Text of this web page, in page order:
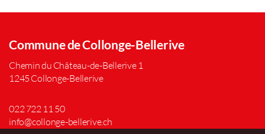
Commune de Collonge-Bellerive
Chemin du Château-de-Bellerive 1
1245 Collonge-Bellerive
022 722 11 50
info@collonge-bellerive.ch